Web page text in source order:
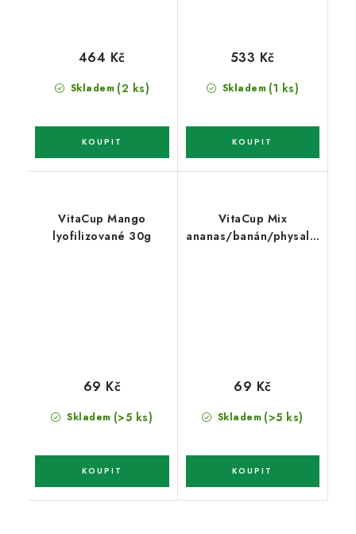
Skladem (2 ks)
464 Kč
Skladem (1 ks)
533 Kč
VitaCup Mango
lyofilizované 30g
Skladem (>5 ks)
69 Kč
VitaCup Mix
ananas/banán/physalis
Skladem (>5 ks)
69 Kč